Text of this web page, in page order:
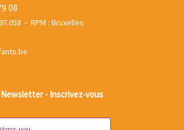
08
- RPM : Bruxelles
Newsletter - Inscrivez-vous